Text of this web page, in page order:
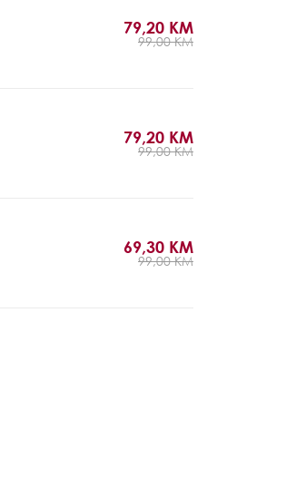
79,20 KM
99,00 KM
79,20 KM
99,00 KM
69,30 KM
99,00 KM